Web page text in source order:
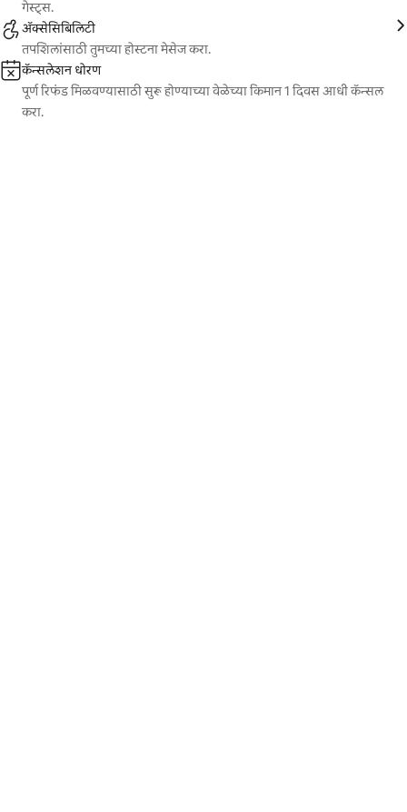
गेस्ट्स.
ॲक्सेसिबिलिटी
तपशिलांसाठी तुमच्या होस्टना मेसेज करा.
कॅन्सलेशन धोरण
पूर्ण रिफंड मिळवण्यासाठी सुरू होण्याच्या वेळेच्या किमान 1 दिवस आधी कॅन्सल
करा.